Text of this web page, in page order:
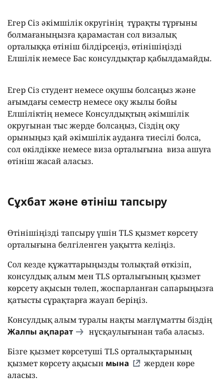
Егер Сіз әкімшілік округінің тұрақты тұрғыны
болмағаныңызға қарамастан сол визалық
орталыққа өтініш білдірсеңіз, өтінішіңізді
Елшілік немесе Бас консулдықтар қабылдамайды.
Егер Сіз студент немесе оқушы болсаңыз және
ағымдағы семестр немесе оқу жылы бойы
Елшіліктің немесе Консулдықтың әкімшілік
округынан тыс жерде болсаңыз, Сіздің оқу
орыныңыз қай әкімшілік ауданға тиесілі болса,
сол өкілдікке немесе виза орталығына виза ашуға
өтініш жасай аласыз.
Сұхбат және өтініш тапсыру
Өтінішіңізді тапсыру үшін TLS қызмет көрсету
орталығына белгіленген уақытта келіңіз.
Сол кезде құжаттарыңызды толықтай өткізіп,
консулдық алым мен TLS орталығының қызмет
көрсету ақысын төлеп, жоспарланған сапарыңызға
қатысты сұрақтарға жауап беріңіз.
Консулдық алым туралы нақты мағлұматты біздің
Жалпы ақпарат
нұсқаулығынан таба аласыз.
Бізге қызмет көрсетуші TLS орталықтарының
қызмет көрсету ақысын мына
жерден көре
аласыз.